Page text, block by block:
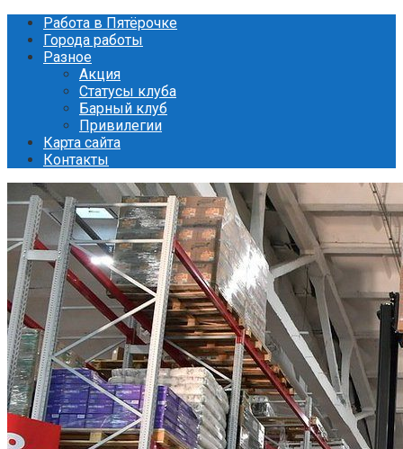
Перейти
контенту
Работа в Пятёрочке
Города работы
Разное
Акция
Статусы клуба
Барный клуб
Привилегии
Карта сайта
Контакты